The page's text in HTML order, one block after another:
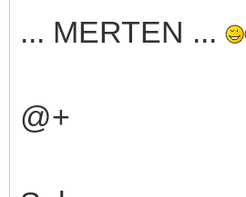
... MERTEN ...
@+